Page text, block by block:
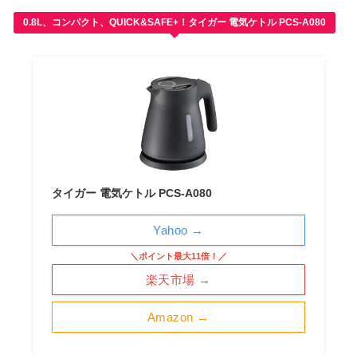
0.8L、コンパクト、QUICK&SAFE+！タイガー 電気ケトル PCS-A080
タイガー 電気ケトル PCS-A080
Amazon →
＼ポイント最大11倍！／
楽天市場 →
Yahoo →